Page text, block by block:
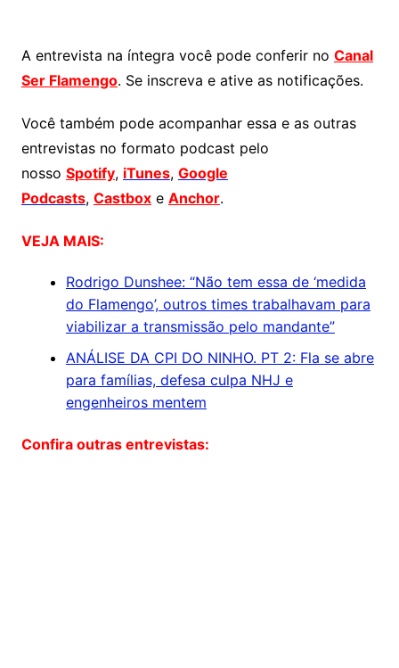
A entrevista na íntegra você pode conferir no Canal
Ser Flamengo. Se inscreva e ative as notificações.
Você também pode acompanhar essa e as outras
entrevistas no formato podcast pelo
nosso Spotify, iTunes, Google
Podcasts, Castboxe Anchor.
VEJA MAIS:
Rodrigo Dunshee: “Não tem essa de ‘medida
do Flamengo’, outros times trabalhavam para
viabilizar a transmissão pelo mandante”
ANÁLISE DA CPI DO NINHO. PT 2: Fla se abre
para famílias, defesa culpa NHJ e
engenheiros mentem
Confira outras entrevistas: